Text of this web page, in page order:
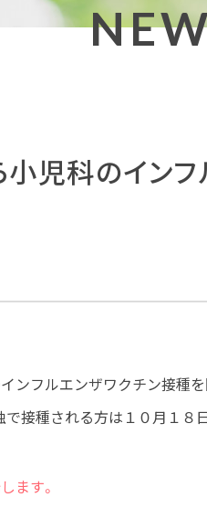
小児科のイン
ンフルエンザワクチン接種を
接種される方は１０月１８日
ます。